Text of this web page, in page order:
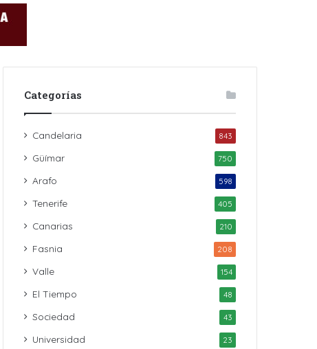
Categorías
Candelaria 843
Güímar 750
Arafo 598
Tenerife 405
Canarias 210
Fasnia 208
Valle 154
El Tiempo 48
Sociedad 43
Universidad 23